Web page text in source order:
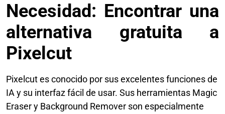
Necesidad: Encontrar una
alternativa gratuita a
Pixelcut
Pixelcut es conocido por sus excelentes funciones de
IA y su interfaz fácil de usar. Sus herramientas Magic
Eraser y Background Remover son especialmente